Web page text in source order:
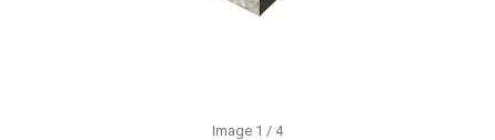
Image 1 / 4